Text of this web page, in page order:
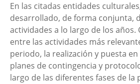
En las citadas entidades
desarrollado, de forma conjunta,
actividades a lo largo de los años.
entre las actividades más
periodo, la realización y puesta
planes de contingencia y
largo de las diferentes fases de la